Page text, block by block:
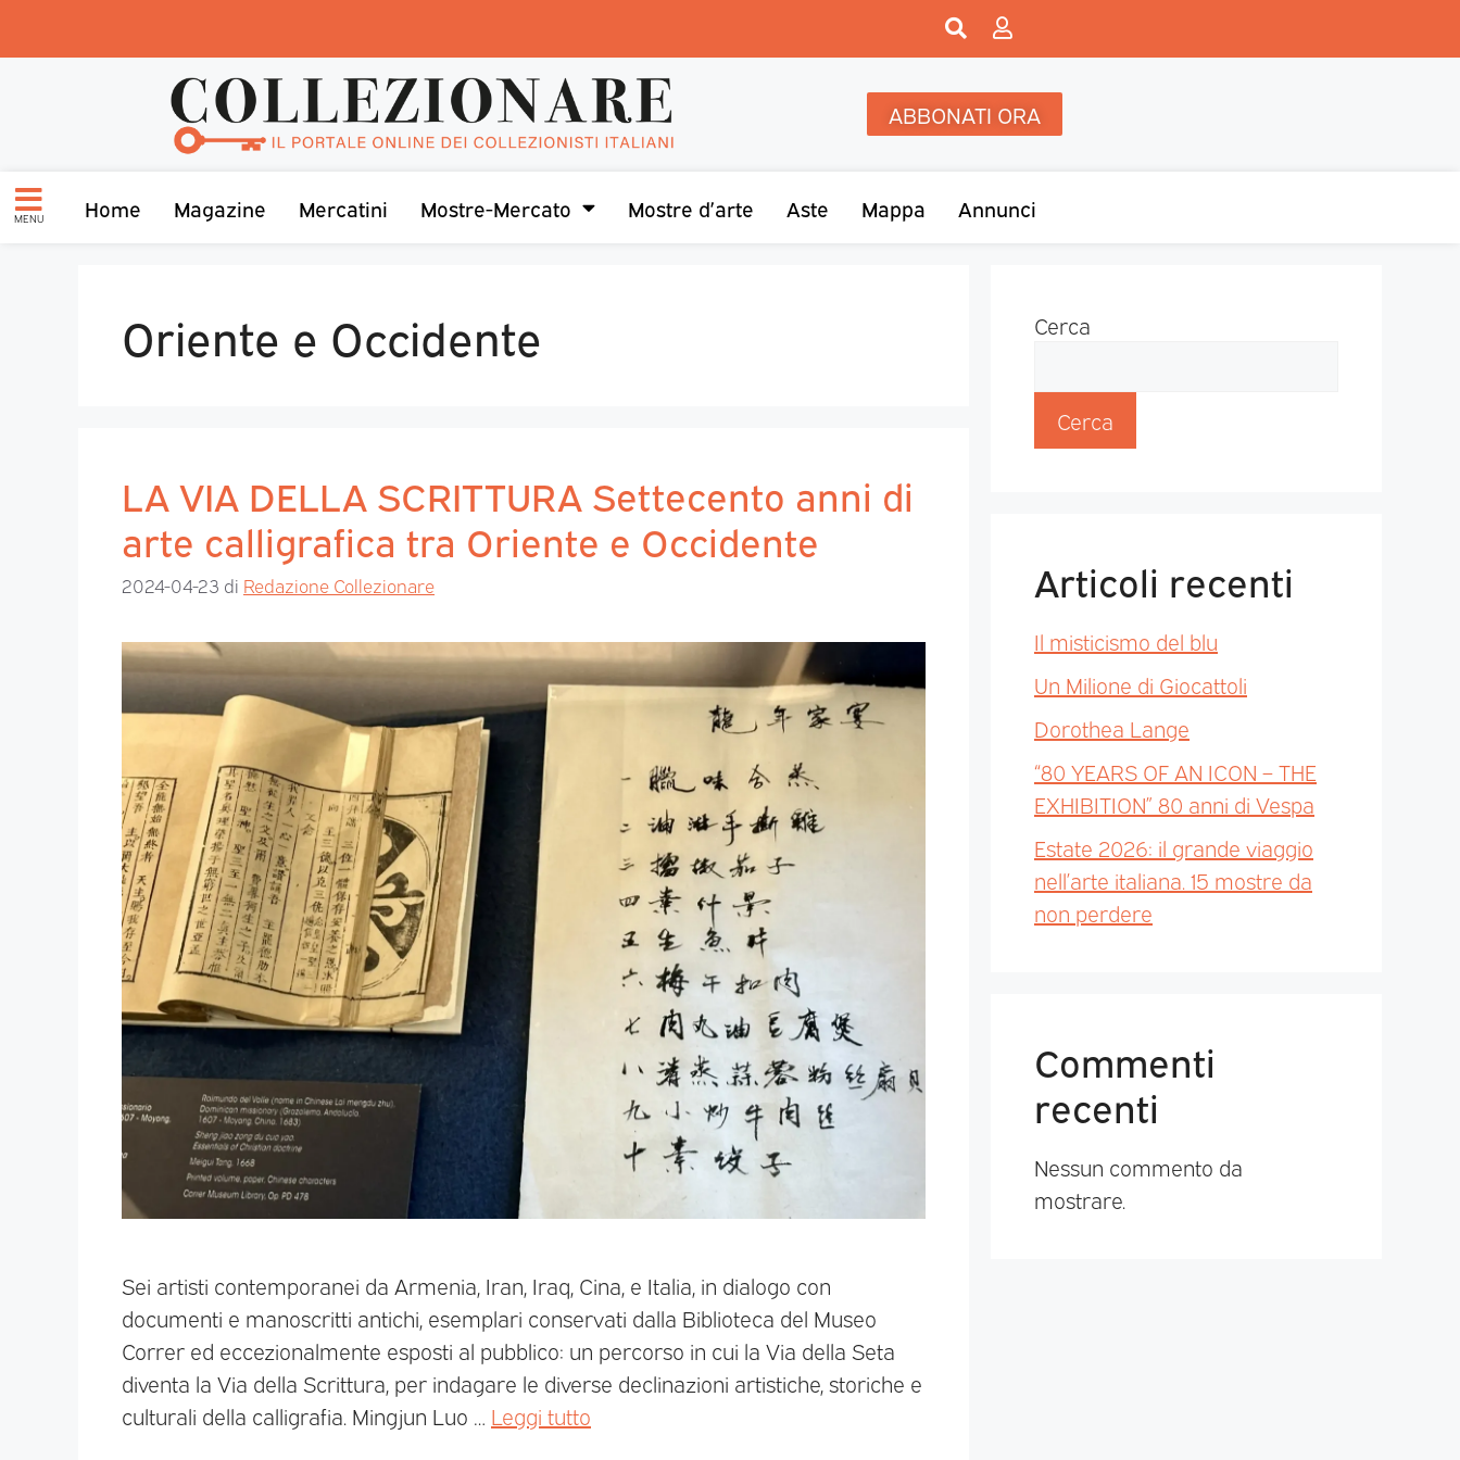
ABBONATI ORA
MENU Home Magazine Mercatini Mostre-Mercato Mostre d’arte Aste Mappa Annunci
Oriente e Occidente
LA VIA DELLA SCRITTURA Settecento anni di
arte calligrafica tra Oriente e Occidente
2024-04-23 di Redazione Collezionare
Sei artisti contemporanei da Armenia, Iran, Iraq, Cina, e Italia, in dialogo con
documenti e manoscritti antichi, esemplari conservati dalla Biblioteca del Museo
Correr ed eccezionalmente esposti al pubblico: un percorso in cui la Via della Seta
diventa la Via della Scrittura, per indagare le diverse declinazioni artistiche, storiche e
culturali della calligrafia. Mingjun Luo … Leggi tutto
Cerca
Cerca
Articoli recenti
Il misticismo del blu
Un Milione di Giocattoli
Dorothea Lange
“80 YEARS OF AN ICON – THE
EXHIBITION” 80 anni di Vespa
Estate 2026: il grande viaggio
nell’arte italiana. 15 mostre da
non perdere
Commenti
recenti
Nessun commento da
mostrare.